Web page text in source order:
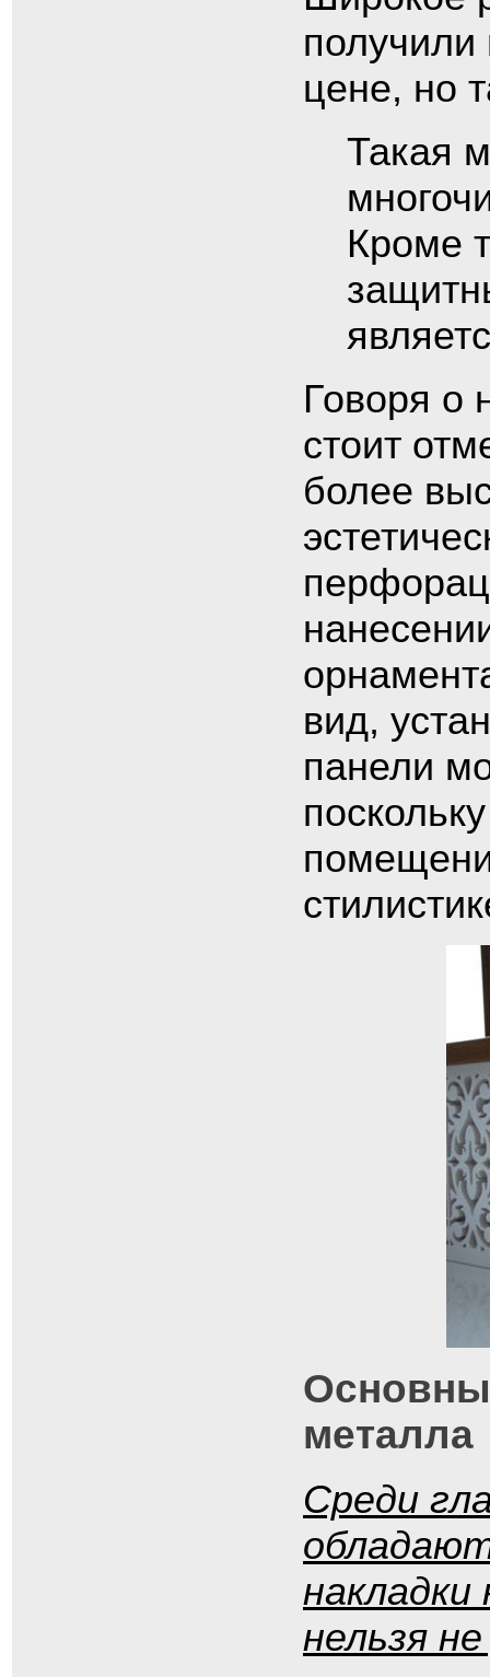
получили
цене, но
Такая
Кроме
Говоря о
стоит
более
вид,
панели
металла
Среди
нельзя